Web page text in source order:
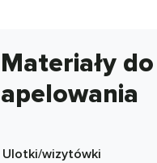
Materiały do
apelowania
Ulotki/wizytówki